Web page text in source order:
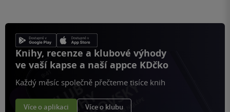
Knihy, recenze a klubové výhody
ve vaší kapse a naší appce KDčko
Každý měsíc společně přečteme tisíce knih
Více o aplikaci Více o klubu